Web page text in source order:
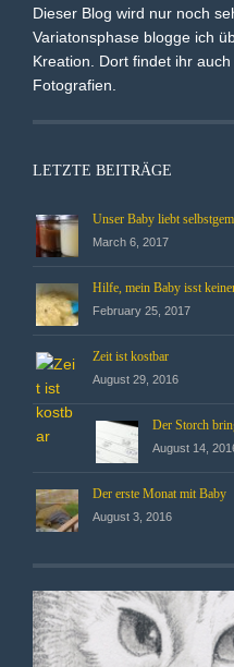
Dieser Blog wird nur noch
Variatonsphase blogge ich
Kreation. Dort findet ihr
Fotografien.
LETZTE BEITRÄGE
Unser Baby liebt
March 6, 2017
Hilfe, mein Baby isst
February 25, 2017
Zeit ist kostbar
August 29, 2016
Der Storch
August 14,
Der erste Monat mit Baby
August 3, 2016